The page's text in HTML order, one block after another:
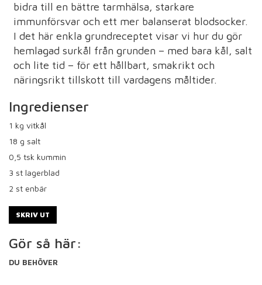
bidra till en bättre tarmhälsa, starkare
immunförsvar och ett mer balanserat blodsocker.
I det här enkla grundreceptet visar vi hur du gör
hemlagad surkål från grunden – med bara kål, salt
och lite tid – för ett hållbart, smakrikt och
näringsrikt tillskott till vardagens måltider.
Ingredienser
1 kg vitkål
18 g salt
0,5 tsk kummin
3 st lagerblad
2 st enbär
SKRIV UT
Gör så här:
DU BEHÖVER